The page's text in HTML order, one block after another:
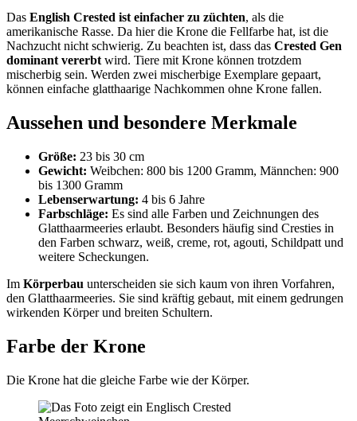
Das English Crested ist einfacher zu züchten, als die
amerikanische Rasse. Da hier die Krone die Fellfarbe hat, ist die
Nachzucht nicht schwierig. Zu beachten ist, dass das Crested Gen
dominant vererbt wird. Tiere mit Krone können trotzdem
mischerbig sein. Werden zwei mischerbige Exemplare gepaart,
können einfache glatthaarige Nachkommen ohne Krone fallen.
Aussehen und besondere Merkmale
Größe: 23 bis 30 cm
Gewicht: Weibchen: 800 bis 1200 Gramm, Männchen: 900
bis 1300 Gramm
Lebenserwartung: 4 bis 6 Jahre
Farbschläge: Es sind alle Farben und Zeichnungen des
Glatthaarmeeries erlaubt. Besonders häufig sind Cresties in
den Farben schwarz, weiß, creme, rot, agouti, Schildpatt und
weitere Scheckungen.
Im Körperbau unterscheiden sie sich kaum von ihren Vorfahren,
den Glatthaarmeeries. Sie sind kräftig gebaut, mit einem gedrungen
wirkenden Körper und breiten Schultern.
Farbe der Krone
Die Krone hat die gleiche Farbe wie der Körper.